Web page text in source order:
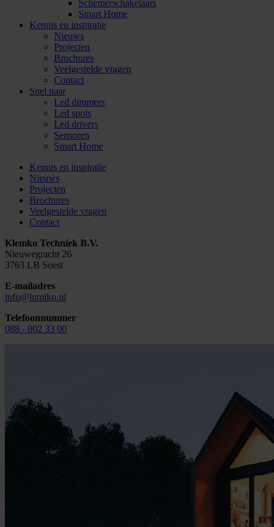
Schemerschakelaars
Smart Home
Kennis en inspiratie
Nieuws
Projecten
Brochures
Veelgestelde vragen
Contact
Snel naar
Led dimmers
Led spots
Led drivers
Sensoren
Smart Home
Kennis en inspiratie
Nieuws
Projecten
Brochures
Veelgestelde vragen
Contact
Klemko Techniek B.V.
Nieuwegracht 26
3763 LB Soest
E-mailadres
info@lumiko.nl
Telefoonnummer
088 - 002 33 00